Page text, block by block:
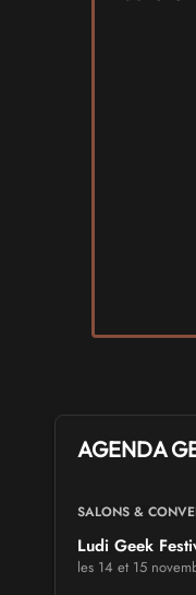
AGENDA
SALONS &
Ludi Geek
les 14 et 15